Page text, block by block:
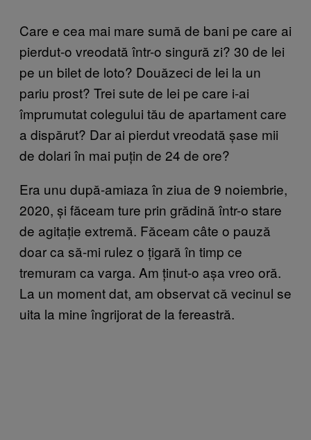
Care e cea mai mare sumă de bani pe care ai
pierdut-o vreodată într-o singură zi? 30 de lei
pe un bilet de loto? Douăzeci de lei la un
pariu prost? Trei sute de lei pe care i-ai
împrumutat colegului tău de apartament care
a dispărut? Dar ai pierdut vreodată șase mii
de dolari în mai puțin de 24 de ore?
Era unu după-amiaza în ziua de 9 noiembrie,
2020, și făceam ture prin grădină într-o stare
de agitație extremă. Făceam câte o pauză
doar ca să-mi rulez o țigară în timp ce
tremuram ca varga. Am ținut-o așa vreo oră.
La un moment dat, am observat că vecinul se
uita la mine îngrijorat de la fereastră.